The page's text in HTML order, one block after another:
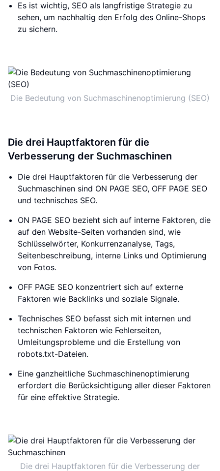
Es ist wichtig, SEO als langfristige Strategie zu
sehen, um nachhaltig den Erfolg des Online-Shops
zu sichern.
Die Bedeutung von Suchmaschinenoptimierung (SEO)
Die drei Hauptfaktoren für die
Verbesserung der Suchmaschinen
Die drei Hauptfaktoren für die Verbesserung der
Suchmaschinen sind ON PAGE SEO, OFF PAGE SEO
und technisches SEO.
ON PAGE SEO bezieht sich auf interne Faktoren, die
auf den Website-Seiten vorhanden sind, wie
Schlüsselwörter, Konkurrenzanalyse, Tags,
Seitenbeschreibung, interne Links und Optimierung
von Fotos.
OFF PAGE SEO konzentriert sich auf externe
Faktoren wie Backlinks und soziale Signale.
Technisches SEO befasst sich mit internen und
technischen Faktoren wie Fehlerseiten,
Umleitungsprobleme und die Erstellung von
robots.txt-Dateien.
Eine ganzheitliche Suchmaschinenoptimierung
erfordert die Berücksichtigung aller dieser Faktoren
für eine effektive Strategie.
Die drei Hauptfaktoren für die Verbesserung der